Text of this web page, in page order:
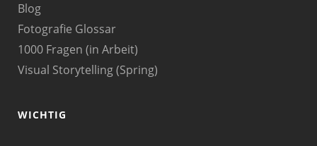
Blog
Fotografie Glossar
1000 Fragen (in Arbeit)
Visual Storytelling (Spring)
WICHTIG